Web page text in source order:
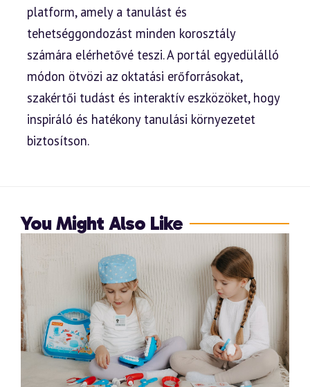
platform, amely a tanulást és
tehetséggondozást minden korosztály
számára elérhetővé teszi. A portál egyedülálló
módon ötvözi az oktatási erőforrásokat,
szakértői tudást és interaktív eszközöket, hogy
inspiráló és hatékony tanulási környezetet
biztosítson.
You Might Also Like